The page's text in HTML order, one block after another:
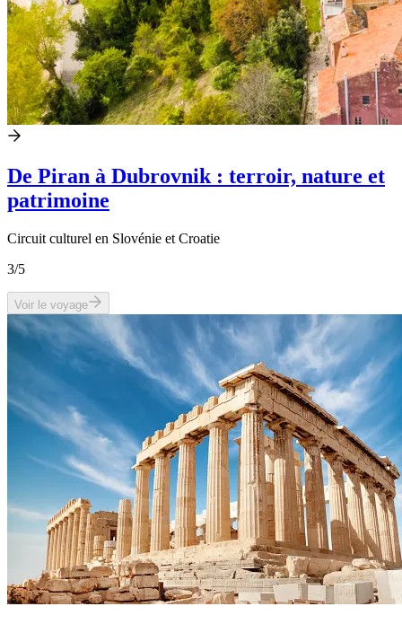
De Piran à Dubrovnik : terroir, nature et
patrimoine
Circuit culturel en Slovénie et Croatie
3/5
Voir le voyage